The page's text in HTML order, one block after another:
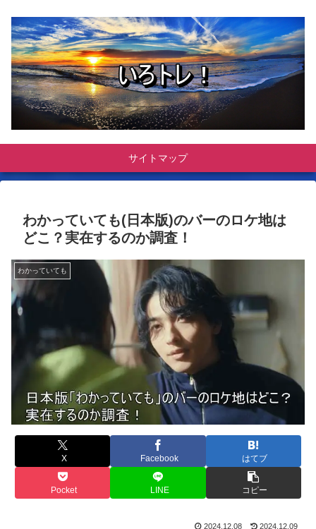
サイトマップ
わかっていても(日本版)のバーのロケ地は
どこ？実在するのか調査！
わかっていても
X Facebook はてブ
Pocket LINE コピー
2024.12.08 2024.12.09